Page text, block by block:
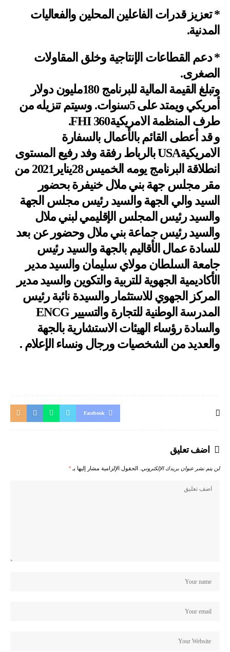
* تعزيز قدرات الفاعلين المحلين والفعاليات
المدنية.
* دعم القطاعات الإنتاجية وخلق المقاولات
الصغرى.
وتبلغ القيمة المالية للبرنامج 180مليون دولار
أمريكي ويمتد على 5سنوات. وسيتم تنزيله من
طرف المنظمة الامريكيةFHI 360.
و قد أعطى القائم بالأعمال بالسفارة
الامريكيةUSA بالرباط رفقة وفد رفيع المستوى
انطلاقة البرنامج يومه الخميس 28يناير2021 من
مقر مجلس جهة بني ملال خنيفرة بحضور
السيد والي الجهة والسيد رئيس مجلس الجهة
والسيد رئيس المجلس الإقليمي لبني ملال
والسيد رئيس جماعة بني ملال وحضور عن بعد
للسادة عمال الأقاليم بالجهة والسيد رئيس
جامعة السلطان مولاي سليمان والسيد مدير
الأكاديمية الجهوية للتربية والتكوين والسيد مدير
المركز الجهوي للاستثمار والسيدة نائبة رئيس
المدرسة الوطنية للتجارة والتسيير ENCG
والسادة رؤساء الهيئات الاستشارية بالجهة
والعديد من الشخصيات ورجال ونساء الإعلام .
Facebook
اضف تعليق
لن يتم نشر عنوان بريدك الإلكتروني. الحقول الإلزامية مشار إليها بـ *